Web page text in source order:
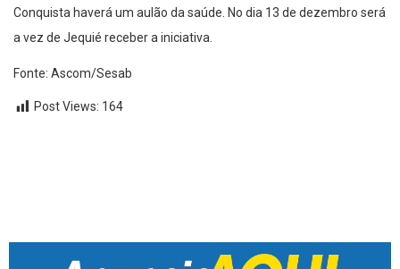
Conquista haverá um aulão da saúde. No dia 13 de dezembro será
a vez de Jequié receber a iniciativa.
Fonte: Ascom/Sesab
Post Views: 164